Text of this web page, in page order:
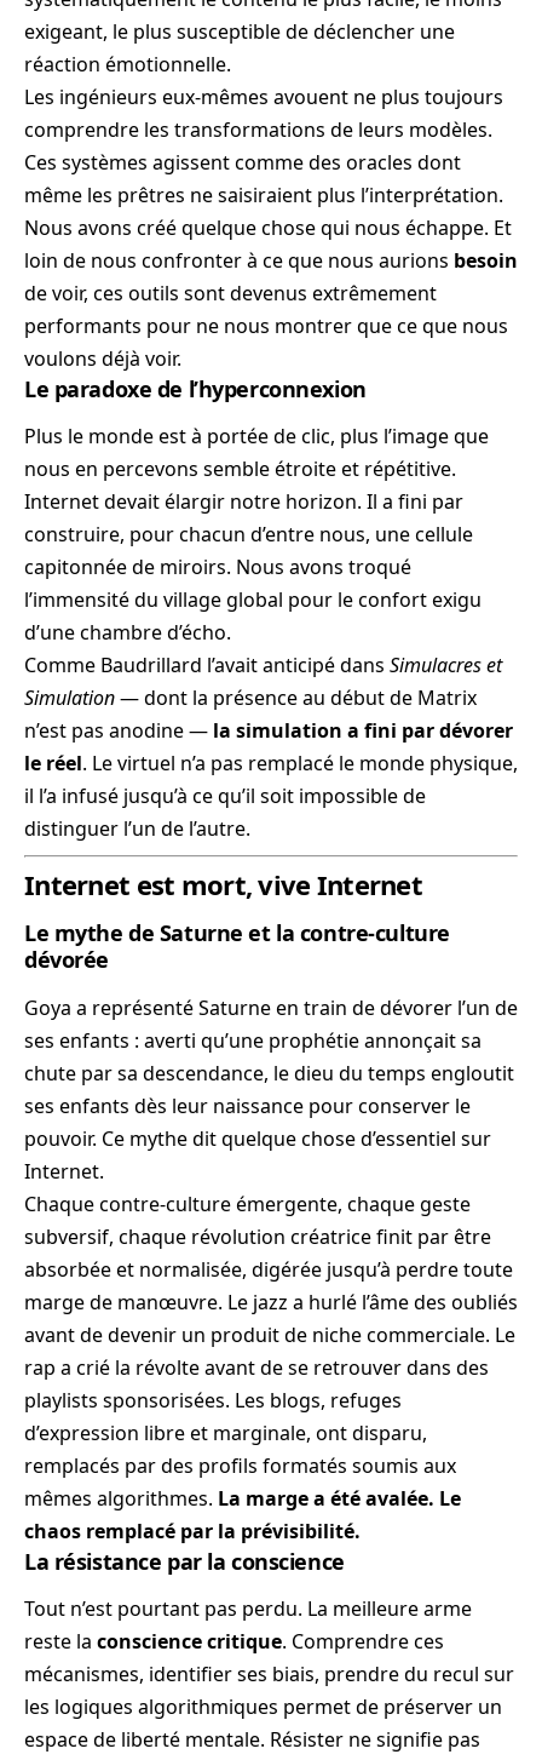
exigeant, le plus susceptible de déclencher une
réaction émotionnelle.
Les ingénieurs eux-mêmes avouent ne plus toujours
comprendre les transformations de leurs modèles.
Ces systèmes agissent comme des oracles dont
même les prêtres ne saisiraient plus l’interprétation.
Nous avons créé quelque chose qui nous échappe. Et
loin de nous confronter à ce que nous aurions besoin
de voir, ces outils sont devenus extrêmement
performants pour ne nous montrer que ce que nous
voulons déjà voir.
Le paradoxe de l’hyperconnexion
Plus le monde est à portée de clic, plus l’image que
nous en percevons semble étroite et répétitive.
Internet devait élargir notre horizon. Il a fini par
construire, pour chacun d’entre nous, une cellule
capitonnée de miroirs. Nous avons troqué
l’immensité du village global pour le confort exigu
d’une chambre d’écho.
Comme Baudrillard l’avait anticipé dans Simulacres et
Simulation— dont la présence au début de Matrix
n’est pas anodine — la simulation a fini par dévorer
le réel. Le virtuel n’a pas remplacé le monde physique,
il l’a infusé jusqu’à ce qu’il soit impossible de
distinguer l’un de l’autre.
Internet est mort, vive Internet
Le mythe de Saturne et la contre-culture
dévorée
Goya a représenté Saturne en train de dévorer l’un de
ses enfants : averti qu’une prophétie annonçait sa
chute par sa descendance, le dieu du temps engloutit
ses enfants dès leur naissance pour conserver le
pouvoir. Ce mythe dit quelque chose d’essentiel sur
Internet.
Chaque contre-culture émergente, chaque geste
subversif, chaque révolution créatrice finit par être
absorbée et normalisée, digérée jusqu’à perdre toute
marge de manœuvre. Le jazz a hurlé l’âme des oubliés
avant de devenir un produit de niche commerciale. Le
rap a crié la révolte avant de se retrouver dans des
playlists sponsorisées. Les blogs, refuges
d’expression libre et marginale, ont disparu,
remplacés par des profils formatés soumis aux
mêmes algorithmes. La marge a été avalée. Le
chaos remplacé par la prévisibilité.
La résistance par la conscience
Tout n’est pourtant pas perdu. La meilleure arme
reste la conscience critique. Comprendre ces
mécanismes, identifier ses biais, prendre du recul sur
les logiques algorithmiques permet de préserver un
espace de liberté mentale. Résister ne signifie pas